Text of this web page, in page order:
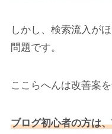
しかし、検索流入が
問題です。
ここらへんは改善案
ブログ初心者の方は